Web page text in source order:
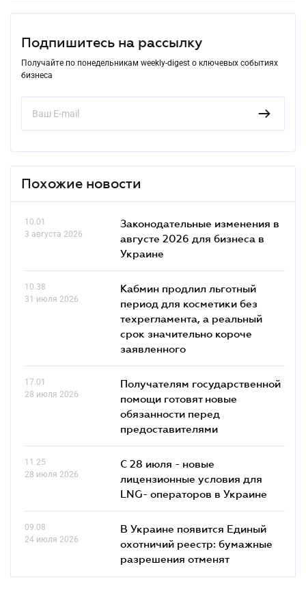
Подпишитесь на рассылку
Получайте по понедельникам weekly-digest о ключевых событиях
бизнеса
Похожие новости
10.01
3 августа 2026
Законодательные изменения в
августе 2026 для бизнеса в
Украине
10.38
31 июля 2026
Кабмин продлил льготный
период для косметики без
техрегламента, а реальный
срок значительно короче
заявленного
17.01
28 июля 2026
Получателям государственной
помощи готовят новые
обязанности перед
предоставителями
11.25
28 июля 2026
С 28 июля - новые
лицензионные условия для
LNG- операторов в Украине
09.08
24 июля 2026
В Украине появится Единый
охотничий реестр: бумажные
разрешения отменят